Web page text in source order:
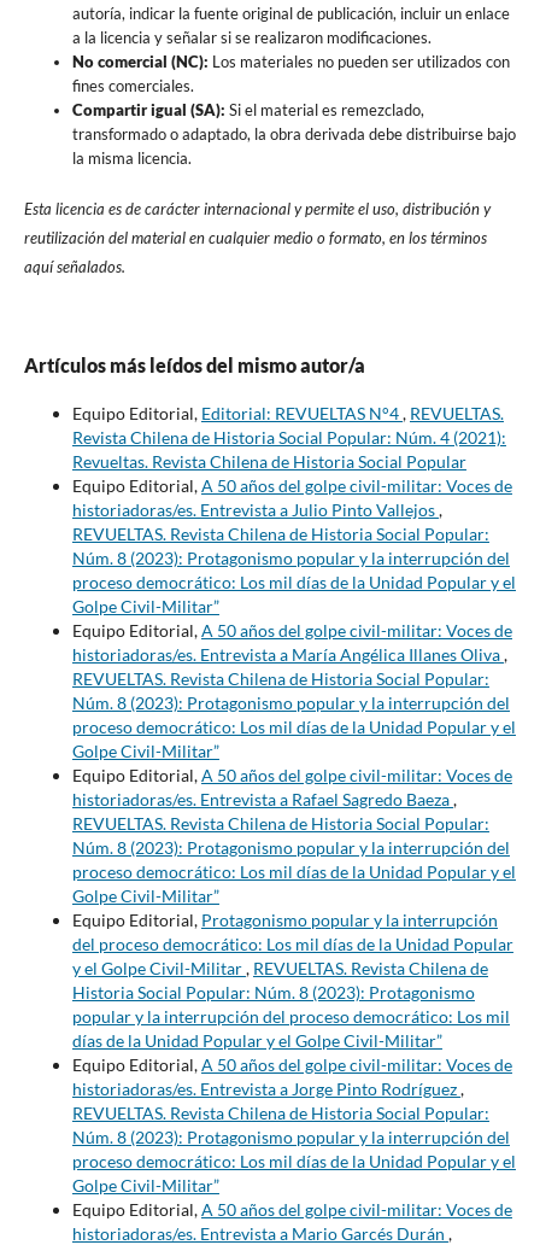
autoría, indicar la fuente original de publicación, incluir un enlace
a la licencia y señalar si se realizaron modificaciones.
No comercial (NC): Los materiales no pueden ser utilizados con
fines comerciales.
Compartir igual (SA): Si el material es remezclado,
transformado o adaptado, la obra derivada debe distribuirse bajo
la misma licencia.
Esta licencia es de carácter internacional y permite el uso, distribución y
reutilización del material en cualquier medio o formato, en los términos
aquí señalados.
Artículos más leídos del mismo autor/a
Equipo Editorial, Editorial: REVUELTAS N°4, REVUELTAS.
Revista Chilena de Historia Social Popular: Núm. 4 (2021):
Revueltas. Revista Chilena de Historia Social Popular
Equipo Editorial,A 50 años del golpe civil-militar: Voces de
historiadoras/es. Entrevista a Julio Pinto Vallejos,
REVUELTAS. Revista Chilena de Historia Social Popular:
Núm. 8 (2023): Protagonismo popular y la interrupción del
proceso democrático: Los mil días de la Unidad Popular y el
Golpe Civil-Militar”
Equipo Editorial,A 50 años del golpe civil-militar: Voces de
historiadoras/es. Entrevista a María Angélica Illanes Oliva,
REVUELTAS. Revista Chilena de Historia Social Popular:
Núm. 8 (2023): Protagonismo popular y la interrupción del
proceso democrático: Los mil días de la Unidad Popular y el
Golpe Civil-Militar”
Equipo Editorial,A 50 años del golpe civil-militar: Voces de
historiadoras/es. Entrevista a Rafael Sagredo Baeza,
REVUELTAS. Revista Chilena de Historia Social Popular:
Núm. 8 (2023): Protagonismo popular y la interrupción del
proceso democrático: Los mil días de la Unidad Popular y el
Golpe Civil-Militar”
Equipo Editorial, Protagonismo popular y la interrupción
del proceso democrático: Los mil días de la Unidad Popular
y el Golpe Civil-Militar, REVUELTAS. Revista Chilena de
Historia Social Popular: Núm. 8 (2023): Protagonismo
popular y la interrupción del proceso democrático: Los mil
días de la Unidad Popular y el Golpe Civil-Militar”
Equipo Editorial,A 50 años del golpe civil-militar: Voces de
historiadoras/es. Entrevista a Jorge Pinto Rodríguez,
REVUELTAS. Revista Chilena de Historia Social Popular:
Núm. 8 (2023): Protagonismo popular y la interrupción del
proceso democrático: Los mil días de la Unidad Popular y el
Golpe Civil-Militar”
Equipo Editorial,A 50 años del golpe civil-militar: Voces de
historiadoras/es. Entrevista a Mario Garcés Durán ,